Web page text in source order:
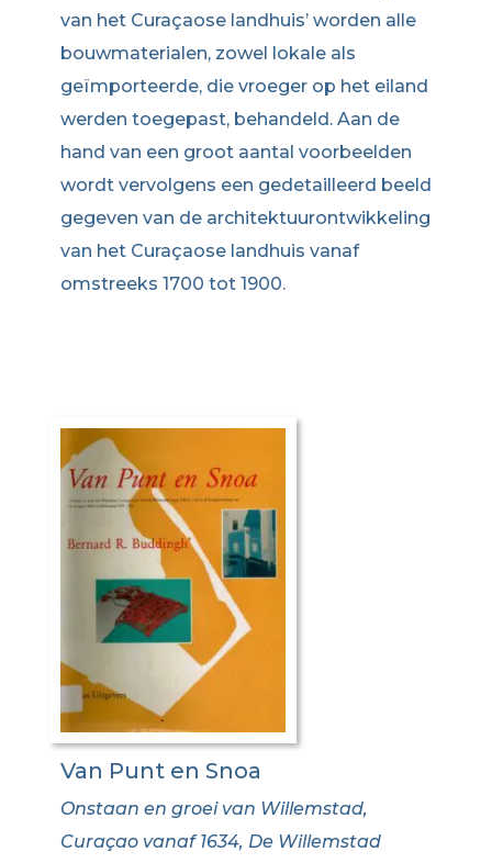
van het Curaçaose landhuis’ worden alle
bouwmaterialen, zowel lokale als
geïmporteerde, die vroeger op het eiland
werden toegepast, behandeld. Aan de
hand van een groot aantal voorbeelden
wordt vervolgens een gedetailleerd beeld
gegeven van de architektuurontwikkeling
van het Curaçaose landhuis vanaf
omstreeks 1700 tot 1900.
Van Punt en Snoa
Onstaan en groei van Willemstad,
Curaçao vanaf 1634, De Willemstad